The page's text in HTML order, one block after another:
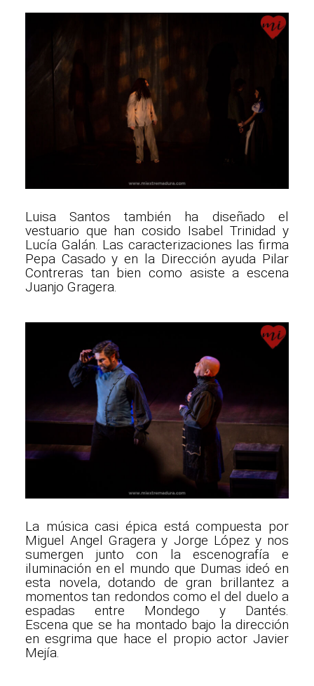
Luisa Santos también ha diseñado el
vestuario que han cosido Isabel Trinidad y
Lucía Galán. Las caracterizaciones las firma
Pepa Casado y en la Dirección ayuda Pilar
Contreras tan bien como asiste a escena
Juanjo Gragera.
La música casi épica está compuesta por
Miguel Angel Gragera y Jorge López y nos
sumergen junto con la escenografía e
iluminación en el mundo que Dumas ideó en
esta novela, dotando de gran brillantez a
momentos tan redondos como el del duelo a
espadas entre Mondego y Dantés.
Escena que se ha montado bajo la dirección
en esgrima que hace el propio actor Javier
Mejía.